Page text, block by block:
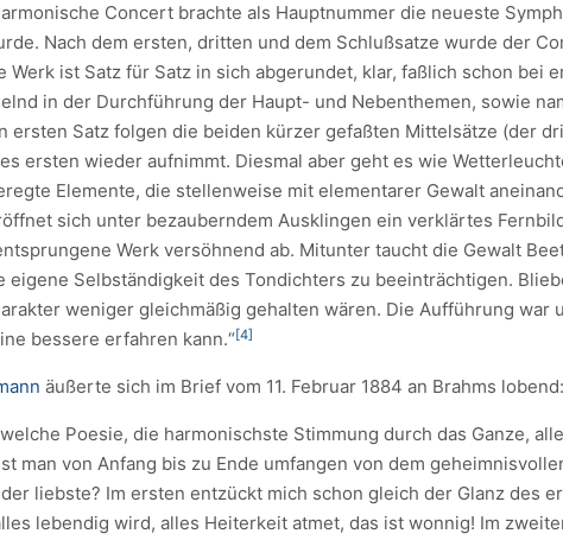
Concert brachte als Hauptnummer die neueste
Nach dem ersten, dritten und dem Schlußsatze wurde der
Werk ist Satz für Satz in sich abgerundet, klar, faßlich schon bei
in der Durchführung der Haupt- und Nebenthemen, sowie
ersten Satz folgen die beiden kürzer gefaßten Mittelsätze (der
ersten wieder aufnimmt. Diesmal aber geht es wie
Elemente, die stellenweise mit elementarer Gewalt
sich unter bezauberndem Ausklingen ein verklärtes
Werk versöhnend ab. Mitunter taucht die Gewalt
eigene Selbständigkeit des Tondichters zu beeinträchtigen.
weniger gleichmäßig gehalten wären. Die Aufführung war
bessere erfahren kann.“[4]
äußerte sich im Brief vom 11. Februar 1884 an Brahms lobend:
welche Poesie, die harmonischste Stimmung durch das Ganze,
man von Anfang bis zu Ende umfangen von dem
liebste? Im ersten entzückt mich schon gleich der Glanz des
lebendig wird, alles Heiterkeit atmet, das ist wonnig! Im